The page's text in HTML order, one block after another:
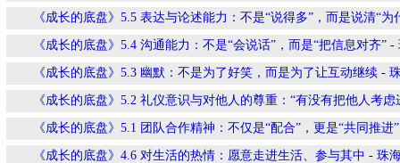
《成长的底盘》5.5 表达与论述能力：不是“说得多”，而是说清“为
《成长的底盘》5.4 沟通能力：不是“会说话”，而是“把信息对齐” -
《成长的底盘》5.3 幽默：不是为了好笑，而是为了让互动继续 -
《成长的底盘》5.2 礼仪意识与对他人的尊重：“有没有把他人考虑
《成长的底盘》5.1 团队合作精神：不仅是“配合”，更是“共同推进”
《成长的底盘》4.6 对生活的热情：愿意走进生活、参与其中 - 珠